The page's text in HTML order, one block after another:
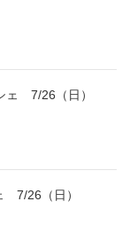
ェ 7/26（日）
7/26（日）